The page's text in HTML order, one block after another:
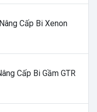
Cấp Bi Xenon
Cấp Bi Gầm GTR